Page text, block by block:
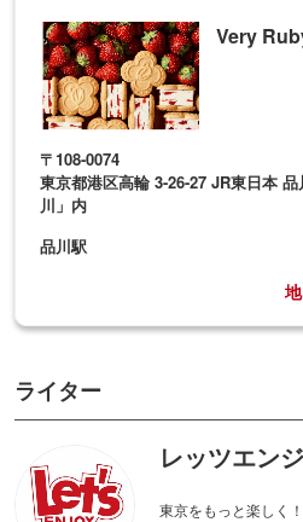
Very
〒108-0074
東京都港区高輪 3-26-27 JR東日本
川」内
品川駅
ライター
レッツエン
東京をもっと楽しく